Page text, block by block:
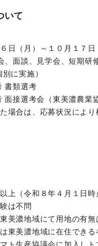
いて
日（月）～１０月１７日
、面談、見学会、短期研
に実施）
書類選考
面接選考会（東美濃農業
場合は、応募状況により
上（令和８年４月１日時
は不問
美濃地域にて用地の有無
東美濃地域に在住できる